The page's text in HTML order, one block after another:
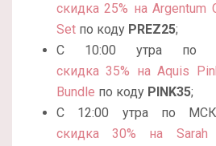
скидка 25% на
Set по коду PREZ25;
С 10:00 утра
скидка 35% на Aquis
Bundle по коду PINK35;
С 12:00 утра по
скидка 30% на Sarah